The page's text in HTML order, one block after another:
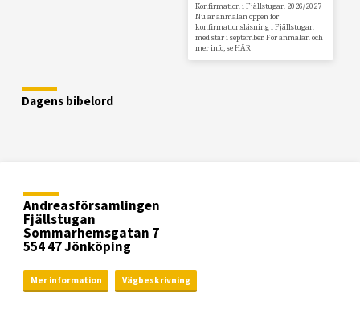
Konfirmation i Fjällstugan 2026/2027
Nu är anmälan öppen för
konfirmationsläsning i Fjällstugan
med star i september. För anmälan och
mer info, se HÄR
Dagens bibelord
Andreasförsamlingen
Fjällstugan
Sommarhemsgatan 7
554 47 Jönköping
Mer information Vägbeskrivning